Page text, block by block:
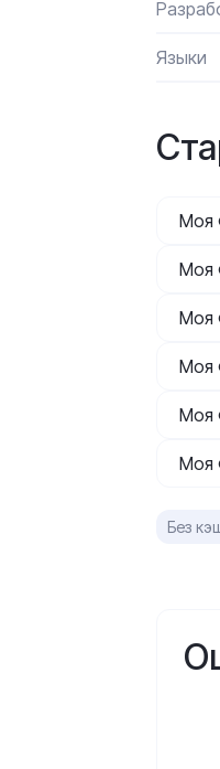
Языки
Моя
Моя
Моя
Моя
Моя
Моя
Без